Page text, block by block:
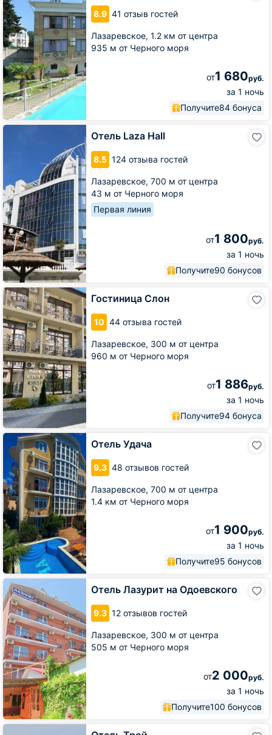
8.9 41 отзыв гостей
Лазаревское, 1.2 км от центра
935 м от Черного моря
от1 680руб.
за 1 ночь
Получите84 бонуса
Лазурная
Плюс
Отель Laza Hall
8.5 124 отзыва гостей
Лазаревское, 700 м от центра
43 м от Черного моря
Первая линия
от1 800руб.
за 1 ночь
Получите90 бонусов
Отель
Гостиница Слон
10 44 отзыва гостей
Лазаревское, 300 м от центра
960 м от Черного моря
от1 886руб.
за 1 ночь
Получите94 бонуса
Гостиница
Слон
Отель Удача
9.3 48 отзывов гостей
Лазаревское, 700 м от центра
1.4 км от Черного моря
от1 900руб.
за 1 ночь
Получите95 бонусов
Отель
Удача
Отель Лазурит на Одоевского
9.3 12 отзывов гостей
Лазаревское, 300 м от центра
505 м от Черного моря
от2 000руб.
за 1 ночь
Получите100 бонусов
Отель
Лазурит
на
Одоевского
Отель